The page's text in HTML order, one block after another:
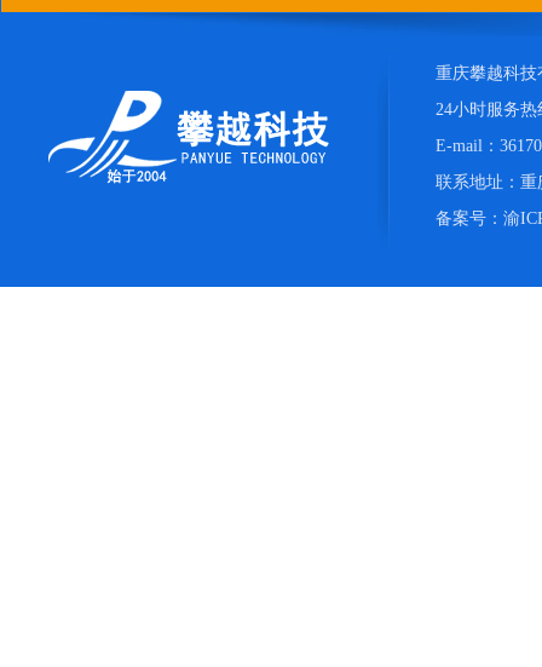
重庆攀越科技
24小时服务热
E-mail：
联系地址：重
备案号： 渝